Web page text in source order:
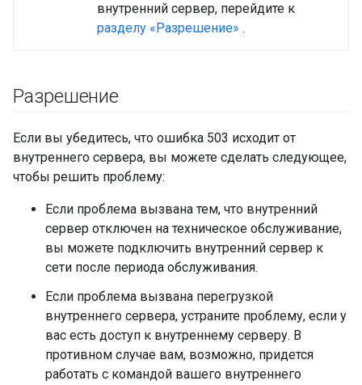
внутренний сервер, перейдите к
разделу «Разрешение» .
Разрешение
Если вы убедитесь, что ошибка 503 исходит от
внутреннего сервера, вы можете сделать следующее,
чтобы решить проблему:
Если проблема вызвана тем, что внутренний
сервер отключен на техническое обслуживание,
вы можете подключить внутренний сервер к
сети после периода обслуживания.
Если проблема вызвана перегрузкой
внутреннего сервера, устраните проблему, если у
вас есть доступ к внутреннему серверу. В
противном случае вам, возможно, придется
работать с командой вашего внутреннего